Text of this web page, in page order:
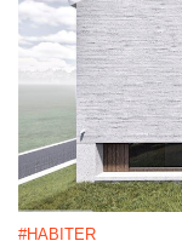
#HABITER